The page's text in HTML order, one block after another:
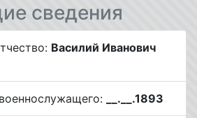
сведения
Василий Иванович
__.__.1893